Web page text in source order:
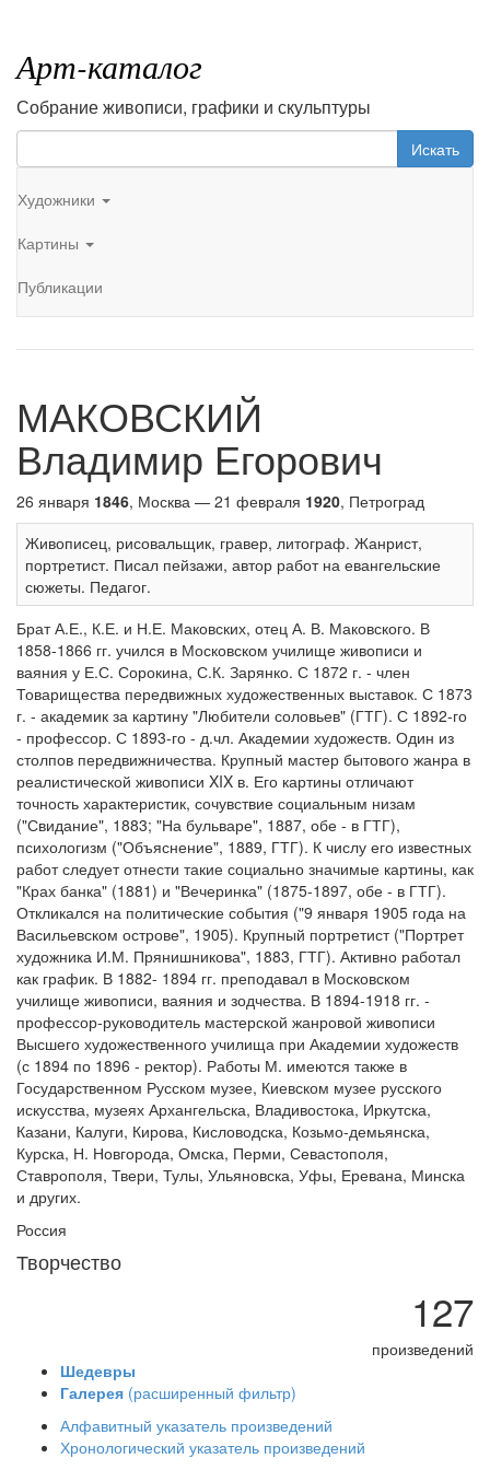
Арт-каталог
Собрание живописи, графики и скульптуры
Искать
Художники
Картины
Публикации
МАКОВСКИЙ
Владимир Егорович
26 января 1846, Москва — 21 февраля 1920, Петроград
Живописец, рисовальщик, гравер, литограф. Жанрист,
портретист. Писал пейзажи, автор работ на евангельские
сюжеты. Педагог.
Брат А.Е., К.Е. и Н.Е. Маковских, отец А. В. Маковского. В
1858-1866 гг. учился в Московском училище живописи и
ваяния у Е.С. Сорокина, С.К. Зарянко. С 1872 г. - член
Товарищества передвижных художественных выставок. С 1873
г. - академик за картину "Любители соловьев" (ГТГ). С 1892-го
- профессор. С 1893-го - д.чл. Академии художеств. Один из
столпов передвижничества. Крупный мастер бытового жанра в
реалистической живописи XIX в. Его картины отличают
точность характеристик, сочувствие социальным низам
("Свидание", 1883; "На бульваре", 1887, обе - в ГТГ),
психологизм ("Объяснение", 1889, ГТГ). К числу его известных
работ следует отнести такие социально значимые картины, как
"Крах банка" (1881) и "Вечеринка" (1875-1897, обе - в ГТГ).
Откликался на политические события ("9 января 1905 года на
Васильевском острове", 1905). Крупный портретист ("Портрет
художника И.М. Прянишникова", 1883, ГТГ). Активно работал
как график. В 1882- 1894 гг. преподавал в Московском
училище живописи, ваяния и зодчества. В 1894-1918 гг. -
профессор-руководитель мастерской жанровой живописи
Высшего художественного училища при Академии художеств
(с 1894 по 1896 - ректор). Работы М. имеются также в
Государственном Русском музее, Киевском музее русского
искусства, музеях Архангельска, Владивостока, Иркутска,
Казани, Калуги, Кирова, Кисловодска, Козьмо-демьянска,
Курска, Н. Новгорода, Омска, Перми, Севастополя,
Ставрополя, Твери, Тулы, Ульяновска, Уфы, Еревана, Минска
и других.
Россия
Творчество
127
произведений
Шедевры
Галерея (расширенный фильтр)
Алфавитный указатель произведений
Хронологический указатель произведений